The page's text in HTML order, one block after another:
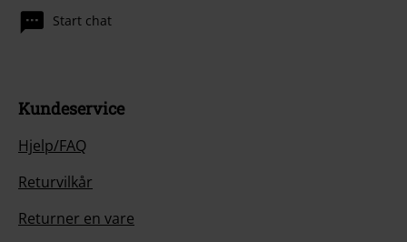
Start chat
Kundeservice
Hjelp/FAQ
Returvilkår
Returner en vare